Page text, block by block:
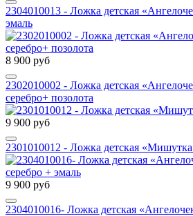
2304010013 - Ложка детская
эмаль
8 900 руб
2302010002 - Ложка детская
серебро+ позолота
9 900 руб
2301010012 - Ложка детская
9 900 руб
2304010016- Ложка детская